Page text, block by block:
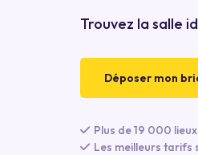
Trouvez la salle
Déposer mon
Plus de 19 000
Les meilleurs tarifs